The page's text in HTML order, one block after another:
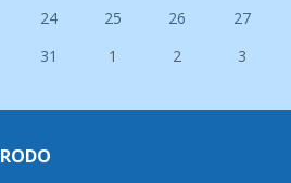
24
25 26 27
31
1 2 3
RODO